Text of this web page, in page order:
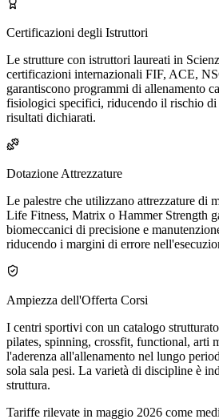
Certificazioni degli Istruttori
Le strutture con istruttori laureati in
certificazioni internazionali FIF, ACE,
garantiscono programmi di allenamento
fisiologici specifici, riducendo il rischio
risultati dichiarati.
Dotazione Attrezzature
Le palestre che utilizzano attrezzature di
Life Fitness, Matrix o Hammer Strength
biomeccanici di precisione e
riducendo i margini di errore
Ampiezza dell'Offerta Corsi
I centri sportivi con un catalogo
pilates, spinning, crossfit, functional, arti
l'aderenza all'allenamento nel lungo
sola sala pesi. La varietà di discipline è
struttura.
Tariffe rilevate in maggio 2026 come